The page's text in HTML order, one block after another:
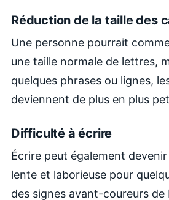
Réduction de la taille des
Une personne pourrait
une taille normale de lettres,
quelques phrases ou lignes,
deviennent de plus en plus
Difficulté à écrire
Écrire peut également
lente et laborieuse pour
des signes avant-coureurs de